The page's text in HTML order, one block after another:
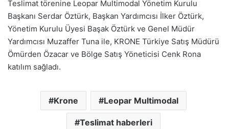
Teslimat törenine Leopar Multimodal Yönetim Kurulu
Başkanı Serdar Öztürk, Başkan Yardımcısı İlker Öztürk,
Yönetim Kurulu Üyesi Başak Öztürk ve Genel Müdür
Yardımcısı Muzaffer Tuna ile, KRONE Türkiye Satış Müdürü
Ömürden Özacar ve Bölge Satış Yöneticisi Cenk Rona
katılım sağladı.
Krone Leopar Multimodal
Teslimat haberleri